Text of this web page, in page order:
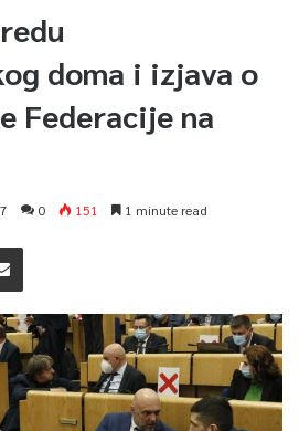
doma i izjava o
Federacije na
0 151 1 minute read